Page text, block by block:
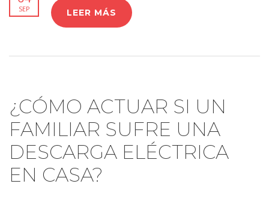
SEP LEER MÁS
¿CÓMO ACTUAR SI UN
FAMILIAR SUFRE UNA
DESCARGA ELÉCTRICA
EN CASA?